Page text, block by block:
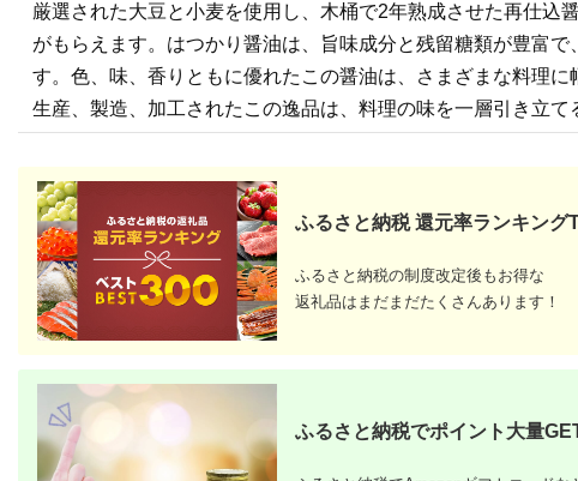
厳選された大豆と小麦を使用し、木桶で2年熟成させた再仕込
がもらえます。はつかり醤油は、旨味成分と残留糖類が豊富
す。色、味、香りともに優れたこの醤油は、さまざまな料理
生産、製造、加工されたこの逸品は、料理の味を一層引き立て
ふるさと納税 還元率ランキング
ふるさと納税の制度改定後もお得な
返礼品はまだまだたくさんあります！
ふるさと納税でポイント大量